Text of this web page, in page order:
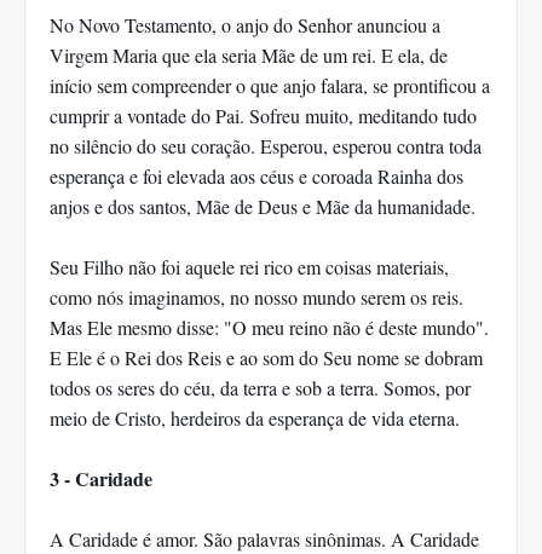
No Novo Testamento, o anjo do Senhor anunciou a
Virgem Maria que ela seria Mãe de um rei. E ela, de
início sem compreender o que anjo falara, se prontificou a
cumprir a vontade do Pai. Sofreu muito, meditando tudo
no silêncio do seu coração. Esperou, esperou contra toda
esperança e foi elevada aos céus e coroada Rainha dos
anjos e dos santos, Mãe de Deus e Mãe da humanidade.
Seu Filho não foi aquele rei rico em coisas materiais,
como nós imaginamos, no nosso mundo serem os reis.
Mas Ele mesmo disse: "O meu reino não é deste mundo".
E Ele é o Rei dos Reis e ao som do Seu nome se dobram
todos os seres do céu, da terra e sob a terra. Somos, por
meio de Cristo, herdeiros da esperança de vida eterna.
3 - Caridade
A Caridade é amor. São palavras sinônimas. A Caridade